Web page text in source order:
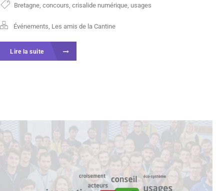
Bretagne concours crisalide numérique usages
Événements Les amis de la Cantine
Lire la suite